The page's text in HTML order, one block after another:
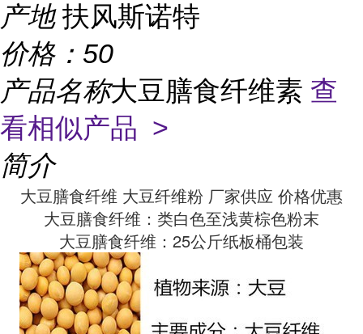
产地 扶风斯诺特
价格： 50
产品名称大豆膳食纤维素 查
看相似产品 >
简介
大豆膳食纤维 大豆纤维粉 厂家供应 价格优惠
大豆膳食纤维： 类白色至浅黄棕色粉末
大豆膳食纤维： 25公斤纸板桶包装